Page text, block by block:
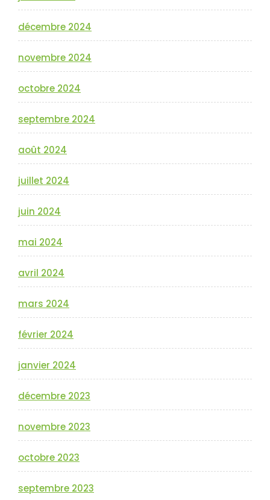
décembre 2024
novembre 2024
octobre 2024
septembre 2024
août 2024
juillet 2024
juin 2024
mai 2024
avril 2024
mars 2024
février 2024
janvier 2024
décembre 2023
novembre 2023
octobre 2023
septembre 2023